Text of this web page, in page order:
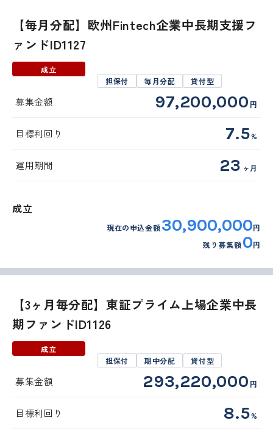
成立
【毎月分配】欧州Fintech企業中長期支援フ
ァンドID1127
担保付 毎月分配 貸付型
募集金額 97,200,000 円
目標利回り 7.5%
運用期間 23 ヶ月
成立
現在の申込金額30,900,000円
残り募集額0円
成立
【3ヶ月毎分配】東証プライム上場企業中長
期ファンドID1126
担保付 期中分配 貸付型
募集金額 293,220,000 円
目標利回り 8.5%